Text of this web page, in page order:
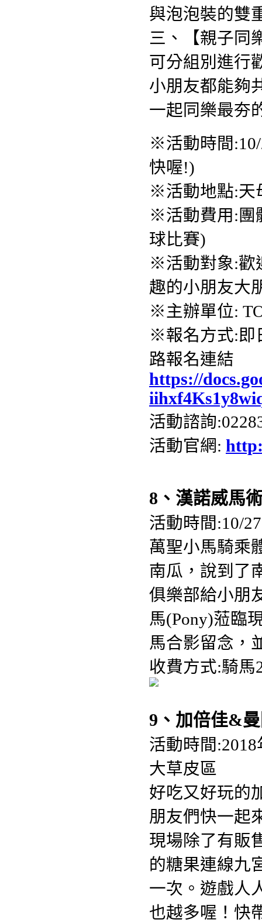
與泡泡裝的雙
三、【親子同
可分組別進行
小朋友都能夠
一起同樂最夯
※活動時間
快喔!)
※活動地點:天
※活動費用:團
球比賽)
※活動對象:歡
趣的小朋友大
※主辦單位:
※報名方式:即
路報名連結
https://
活動諮詢
活動官網:
8、漢諾威馬
活動時間:10/
萬聖小馬騎乘
南瓜，說到了
俱樂部給小朋
馬(Pony)蒞臨
馬合影留念，
收費方式:騎馬
9、加倍佳&
活動時間
大草皮區
好吃又好玩的
朋友們快一起
現場除了有販
的糖果連線九
一次。遊戲人
也越多喔！快